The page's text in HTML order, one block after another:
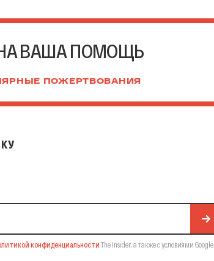
ВАША ПОМОЩЬ
ПОЖЕРТВОВАНИЯ
конфиденциальности The Insider, а также с условиями Google